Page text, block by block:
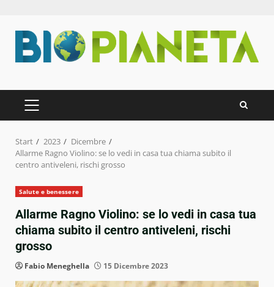
Inhalt
springen
PRIMÄRES
MENÜ
Start 2023
Dicembre
Allarme Ragno Violino: se lo vedi in casa tua chiama subito il
centro antiveleni, rischi grosso
Salute e benessere
Allarme Ragno Violino: se lo vedi in casa tua
chiama subito il centro antiveleni, rischi
grosso
Fabio Meneghella 15 Dicembre 2023